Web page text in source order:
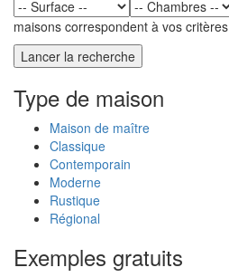
maisons correspondent à vos critères
Type de maison
Maison de maître
Classique
Contemporain
Moderne
Rustique
Régional
Exemples gratuits